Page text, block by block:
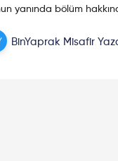
yanında bölüm
Mühendisi ne yapar?
BinYaprak Misafir